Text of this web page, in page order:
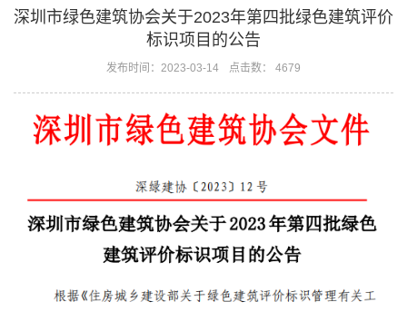
深圳市绿色建筑协会关于2023年第四批绿色建筑评价
标识项目的公告
发布时间：2023-03-14 点击数： 4679